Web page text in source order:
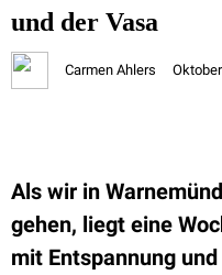
und der Vasa
Carmen Ahlers
Als wir in
gehen, liegt eine
mit Entspannung